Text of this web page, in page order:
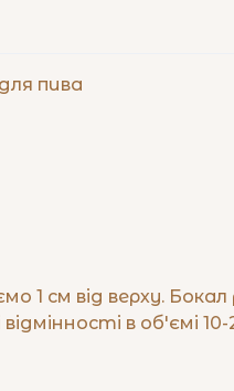
пива
1 см від верху.
відмінності в об'ємі